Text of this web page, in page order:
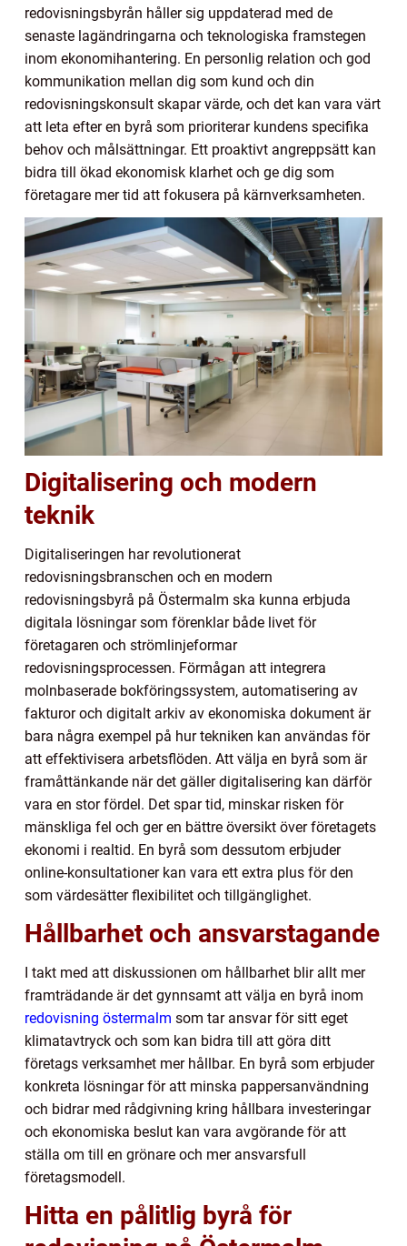
redovisningsbyrån håller sig uppdaterad med de
senaste lagändringarna och teknologiska framstegen
inom ekonomihantering. En personlig relation och god
kommunikation mellan dig som kund och din
redovisningskonsult skapar värde, och det kan vara värt
att leta efter en byrå som prioriterar kundens specifika
behov och målsättningar. Ett proaktivt angreppsätt kan
bidra till ökad ekonomisk klarhet och ge dig som
företagare mer tid att fokusera på kärnverksamheten.
Digitalisering och modern
teknik
Digitaliseringen har revolutionerat
redovisningsbranschen och en modern
redovisningsbyrå på Östermalm ska kunna erbjuda
digitala lösningar som förenklar både livet för
företagaren och strömlinjeformar
redovisningsprocessen. Förmågan att integrera
molnbaserade bokföringssystem, automatisering av
fakturor och digitalt arkiv av ekonomiska dokument är
bara några exempel på hur tekniken kan användas för
att effektivisera arbetsflöden. Att välja en byrå som är
framåttänkande när det gäller digitalisering kan därför
vara en stor fördel. Det spar tid, minskar risken för
mänskliga fel och ger en bättre översikt över företagets
ekonomi i realtid. En byrå som dessutom erbjuder
online-konsultationer kan vara ett extra plus för den
som värdesätter flexibilitet och tillgänglighet.
Hållbarhet och ansvarstagande
I takt med att diskussionen om hållbarhet blir allt mer
framträdande är det gynnsamt att välja en byrå inom
redovisning östermalm som tar ansvar för sitt eget
klimatavtryck och som kan bidra till att göra ditt
företags verksamhet mer hållbar. En byrå som erbjuder
konkreta lösningar för att minska pappersanvändning
och bidrar med rådgivning kring hållbara investeringar
och ekonomiska beslut kan vara avgörande för att
ställa om till en grönare och mer ansvarsfull
företagsmodell.
Hitta en pålitlig byrå för